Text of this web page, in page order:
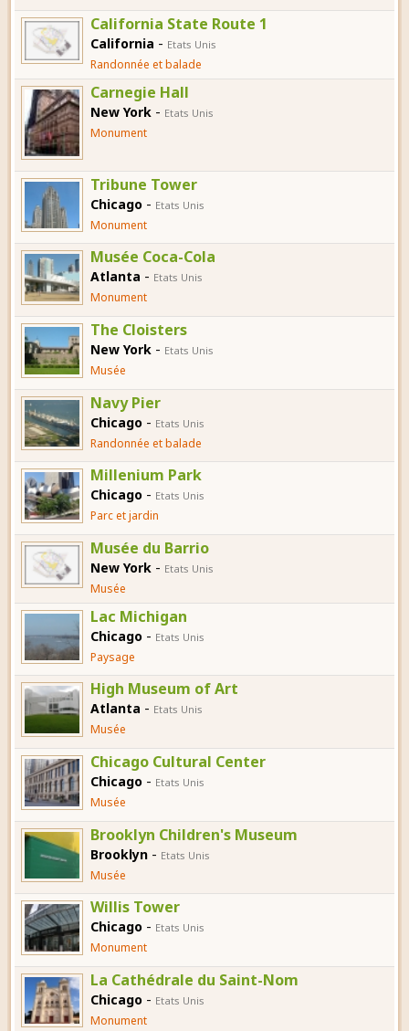
California State Route 1
California - Etats Unis
Randonnée et balade
Carnegie Hall
New York - Etats Unis
Monument
Tribune Tower
Chicago - Etats Unis
Monument
Musée Coca-Cola
Atlanta - Etats Unis
Monument
The Cloisters
New York - Etats Unis
Musée
Navy Pier
Chicago - Etats Unis
Randonnée et balade
Millenium Park
Chicago - Etats Unis
Parc et jardin
Musée du Barrio
New York - Etats Unis
Musée
Lac Michigan
Chicago - Etats Unis
Paysage
High Museum of Art
Atlanta - Etats Unis
Musée
Chicago Cultural Center
Chicago - Etats Unis
Musée
Brooklyn Children's Museum
Brooklyn - Etats Unis
Musée
Willis Tower
Chicago - Etats Unis
Monument
La Cathédrale du Saint-Nom
Chicago - Etats Unis
Monument